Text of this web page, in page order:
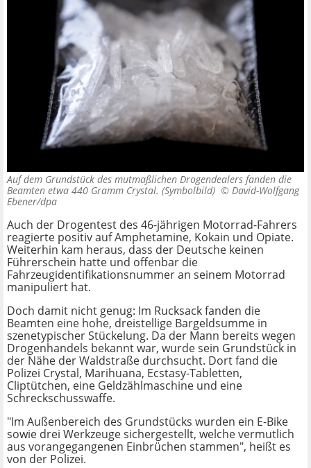
Auf dem Grundstück des mutmaßlichen Drogendealers fanden die
Beamten etwa 440 Gramm Crystal. (Symbolbild) © David-Wolfgang
Ebener/dpa
Auch der Drogentest des 46-jährigen Motorrad-Fahrers
reagierte positiv auf Amphetamine, Kokain und Opiate.
Weiterhin kam heraus, dass der Deutsche keinen
Führerschein hatte und offenbar die
Fahrzeugidentifikationsnummer an seinem Motorrad
manipuliert hat.
Doch damit nicht genug: Im Rucksack fanden die
Beamten eine hohe, dreistellige Bargeldsumme in
szenetypischer Stückelung. Da der Mann bereits wegen
Drogenhandels bekannt war, wurde sein Grundstück in
der Nähe der Waldstraße durchsucht. Dort fand die
Polizei Crystal, Marihuana, Ecstasy-Tabletten,
Cliptütchen, eine Geldzählmaschine und eine
Schreckschusswaffe.
"Im Außenbereich des Grundstücks wurden ein E-Bike
sowie drei Werkzeuge sichergestellt, welche vermutlich
aus vorangegangenen Einbrüchen stammen", heißt es
von der Polizei.